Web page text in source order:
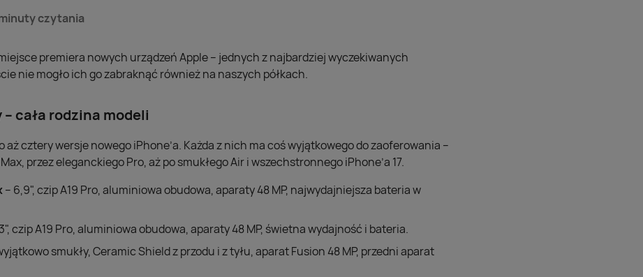
czytania
premiera nowych urządzeń Apple – jednych z najbardziej wyczekiwanych
nie mogło ich go zabraknąć również na naszych półkach.
– cała rodzina modeli
aż cztery wersje nowego iPhone’a. Każda z nich ma coś wyjątkowego do zaoferowania –
przez eleganckiego Pro, aż po smukłego Air i wszechstronnego iPhone’a 17.
– 6,9", czip A19 Pro, aluminiowa obudowa, aparaty 48 MP, najwydajniejsza bateria w
czip A19 Pro, aluminiowa obudowa, aparaty 48 MP, świetna wydajność i bateria.
smukły, Ceramic Shield z przodu i z tyłu, aparat Fusion 48 MP, przedni aparat